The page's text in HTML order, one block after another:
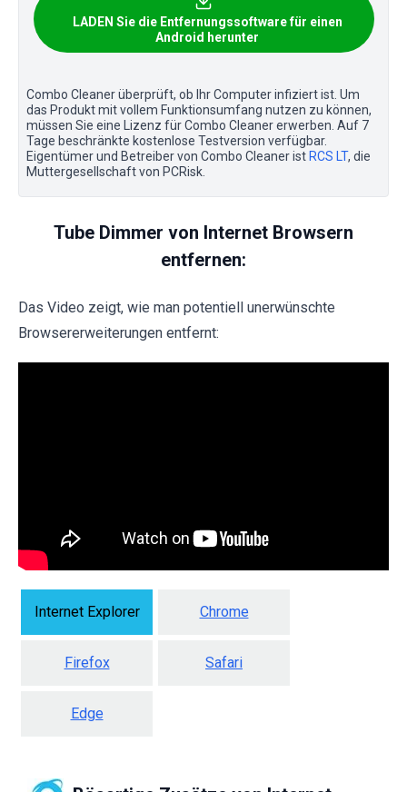
LADEN Sie die Entfernungssoftware für einen
Android herunter
Combo Cleaner überprüft, ob Ihr Computer infiziert ist. Um
das Produkt mit vollem Funktionsumfang nutzen zu können,
müssen Sie eine Lizenz für Combo Cleaner erwerben. Auf 7
Tage beschränkte kostenlose Testversion verfügbar.
Eigentümer und Betreiber von Combo Cleaner istRCS LT, die
Muttergesellschaft von PCRisk.
Tube Dimmer von Internet Browsern
entfernen:
Das Video zeigt, wie man potentiell unerwünschte
Browsererweiterungen entfernt:
Internet Explorer Chrome
Firefox Safari
Edge